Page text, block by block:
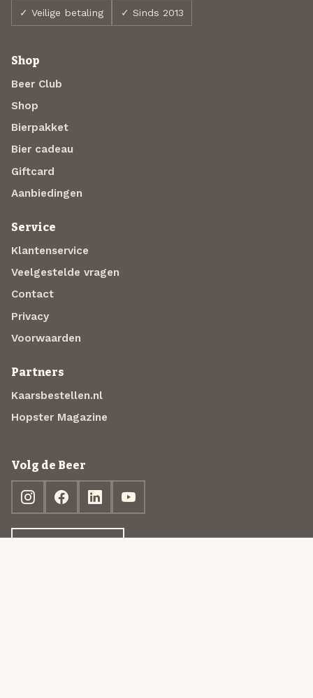
✓ Veilige betaling ✓ Sinds 2013
Shop
Beer Club
Shop
Bierpakket
Bier cadeau
Giftcard
Aanbiedingen
Service
Klantenservice
Veelgestelde vragen
Contact
Privacy
Voorwaarden
Partners
Kaarsbestellen.nl
Hopster Magazine
Volg de Beer